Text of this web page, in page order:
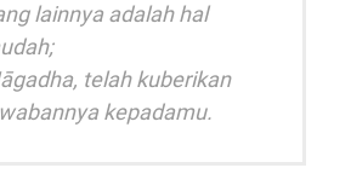
lainnya adalah hal
telah kuberikan
kepadamu.